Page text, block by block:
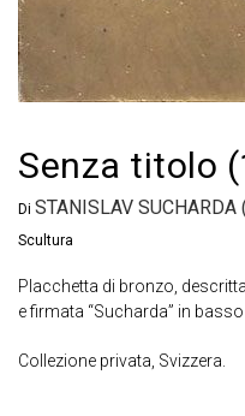
Senza titolo
Di STANISLAV
Scultura
Placchetta di bronzo, descritta
e firmata “Sucharda” in
Collezione privata, Svizzera.